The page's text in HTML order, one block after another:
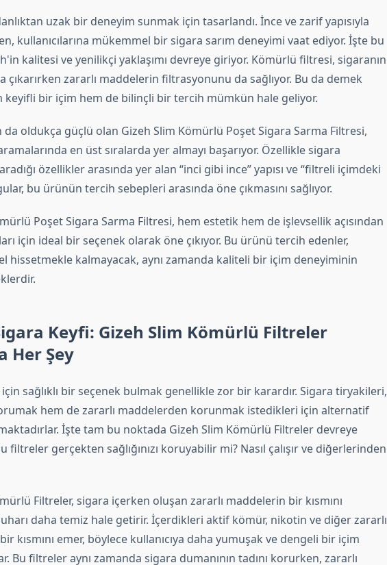
uzak bir deneyim sunmak için tasarlandı. İnce ve zarif yapısıyla
kullanıcılarına mükemmel bir sigara sarım deneyimi vaat ediyor. İşte bu
kalitesi ve yenilikçi yaklaşımı devreye giriyor. Kömürlü filtresi, sigaranın
çıkarırken zararlı maddelerin filtrasyonunu da sağlıyor. Bu da demek
keyifli bir içim hem de bilinçli bir tercih mümkün hale geliyor.
da oldukça güçlü olan Gizeh Slim Kömürlü Poşet Sigara Sarma Filtresi,
en üst sıralarda yer almayı başarıyor. Özellikle sigara
özellikler arasında yer alan “inci gibi ince” yapısı ve “filtreli içimdeki
bu ürünün tercih sebepleri arasında öne çıkmasını sağlıyor.
Poşet Sigara Sarma Filtresi, hem estetik hem de işlevsellik açısından
için ideal bir seçenek olarak öne çıkıyor. Bu ürünü tercih edenler,
hissetmekle kalmayacak, aynı zamanda kaliteli bir içim deneyiminin
Keyfi: Gizeh Slim Kömürlü Filtreler
Her Şey
sağlıklı bir seçenek bulmak genellikle zor bir karardır. Sigara tiryakileri,
hem de zararlı maddelerden korunmak istedikleri için alternatif
İşte tam bu noktada Gizeh Slim Kömürlü Filtreler devreye
filtreler gerçekten sağlığınızı koruyabilir mi? Nasıl çalışır ve diğerlerinden
Filtreler, sigara içerken oluşan zararlı maddelerin bir kısmını
daha temiz hale getirir. İçerdikleri aktif kömür, nikotin ve diğer zararlı
kısmını emer, böylece kullanıcıya daha yumuşak ve dengeli bir içim
Bu filtreler aynı zamanda sigara dumanının tadını korurken, zararlı